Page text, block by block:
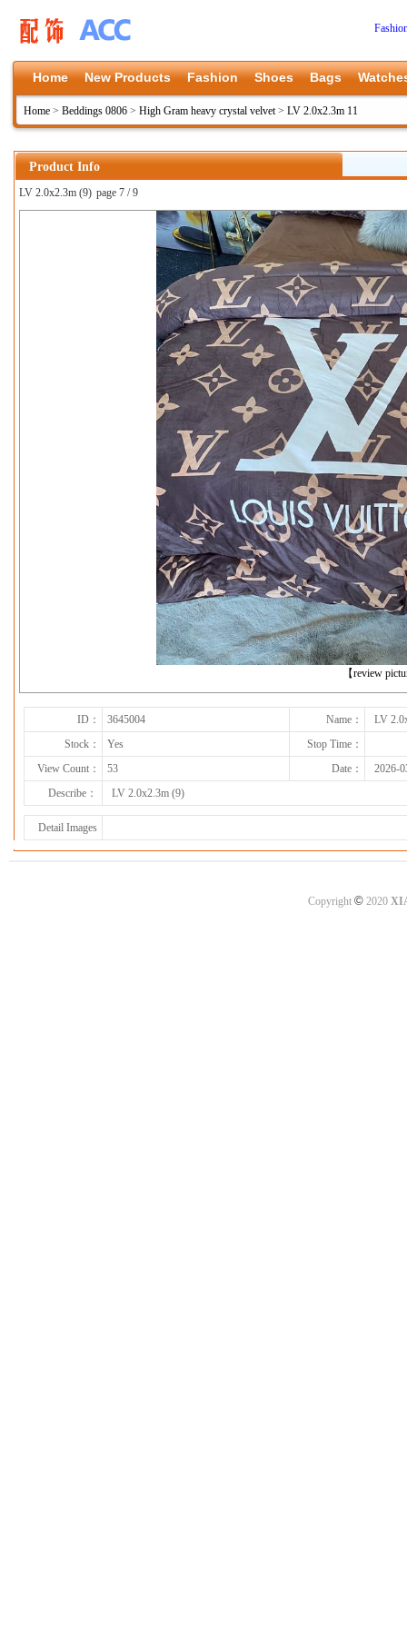
Home New Products Fashion Shoes Bags
Home > Beddings 0806 > High Gram heavy crystal velvet> LV 2.0x2.3m 11
Product Info
LV 2.0x2.3m (9) page 7 / 9
【review
上一张
下一张
ID： 3645004 Name：
LV
Stock：
Yes
Stop Time：
View Count：
53 Date：
2026-
Describe：
LV 2.0x2.3m (9)
Detail Images
Copyright ©2020